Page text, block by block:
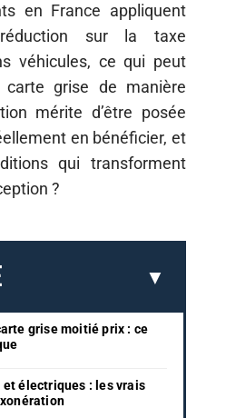
en France appliquent
sur la taxe
véhicules, ce qui peut
grise de manière
mérite d’être posée
en bénéficier, et
qui transforment
?
grise moitié prix : ce
électriques : les vrais